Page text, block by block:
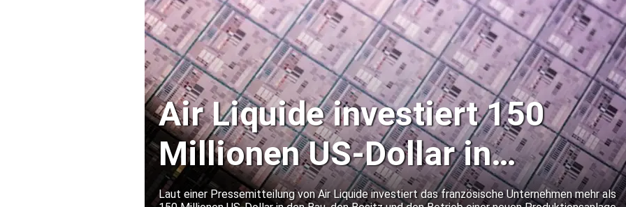
Air Liquide investiert 150
Millionen US-Dollar in
Halbleiter-Gaswerk in Idaho
Laut einer Pressemitteilung von Air Liquide investiert das französische Unternehmen mehr als